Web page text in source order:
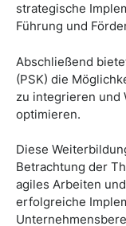
strategische
Führung und
Abschließend
(PSK) die
zu integrieren und
optimieren.
Diese
Betrachtung der
agiles Arbeiten
erfolgreiche